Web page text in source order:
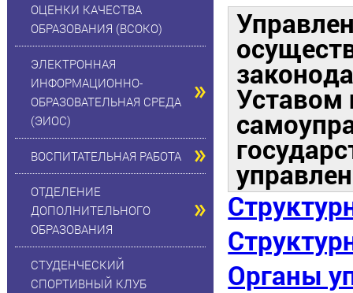
ОЦЕНКИ КАЧЕСТВА
ОБРАЗОВАНИЯ (ВСОКО)
ЭЛЕКТРОННАЯ
ИНФОРМАЦИОННО-
ОБРАЗОВАТЕЛЬНАЯ СРЕДА
(ЭИОС)
ВОСПИТАТЕЛЬНАЯ РАБОТА
ОТДЕЛЕНИЕ
ДОПОЛНИТЕЛЬНОГО
ОБРАЗОВАНИЯ
СТУДЕНЧЕСКИЙ
СПОРТИВНЫЙ КЛУБ
Уставом
Органы